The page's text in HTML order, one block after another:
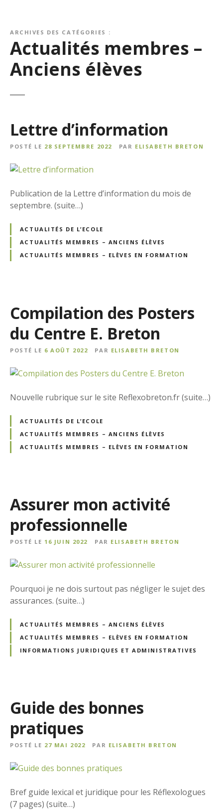
ARCHIVES DES CATÉGORIES :
Actualités membres –
Anciens élèves
Lettre d’information
POSTÉ LE 28 SEPTEMBRE 2022 PAR ELISABETH BRETON
Publication de la Lettre d’information du mois de
septembre. (suite…)
ACTUALITÉS DE L’ECOLE
ACTUALITÉS MEMBRES – ANCIENS ÉLÈVES
ACTUALITÉS MEMBRES – ELÈVES EN FORMATION
Compilation des Posters
du Centre E. Breton
POSTÉ LE 6 AOÛT 2022 PAR ELISABETH BRETON
Nouvelle rubrique sur le site Reflexobreton.fr (suite…)
ACTUALITÉS DE L’ECOLE
ACTUALITÉS MEMBRES – ANCIENS ÉLÈVES
ACTUALITÉS MEMBRES – ELÈVES EN FORMATION
Assurer mon activité
professionnelle
POSTÉ LE 16 JUIN 2022 PAR ELISABETH BRETON
Pourquoi je ne dois surtout pas négliger le sujet des
assurances. (suite…)
ACTUALITÉS MEMBRES – ANCIENS ÉLÈVES
ACTUALITÉS MEMBRES – ELÈVES EN FORMATION
INFORMATIONS JURIDIQUES ET ADMINISTRATIVES
Guide des bonnes
pratiques
POSTÉ LE 27 MAI 2022 PAR ELISABETH BRETON
Bref guide lexical et juridique pour les Réflexologues
(7 pages) (suite…)